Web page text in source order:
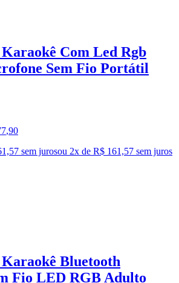
Com Led Rgb
Sem Fio Portátil
,90
sem jurosou 2x de R$ 161,57 sem juros
Karaokê Bluetooth
Fio LED RGB Adulto